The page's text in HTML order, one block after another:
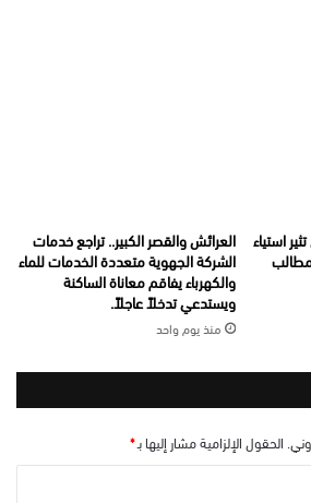
استياء العرائش والقصر الكبير.. تراجع خدمات
الشركة الجهوية متعددة الخدمات للماء
والكهرباء يفاقم معاناة الساكنة
ويستدعي تدخلاً عاجلاً.
منذ يوم واحد
الحقول الإلزامية مشار إليها بـ*